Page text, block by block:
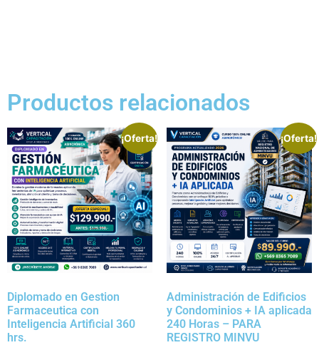
Productos relacionados
¡Oferta!
Diplomado en Gestion
Farmaceutica con
Inteligencia Artificial 360
hrs.
¡Oferta!
Administración de Edificios
y Condominios + IA aplicada
240 Horas – PARA
REGISTRO MINVU